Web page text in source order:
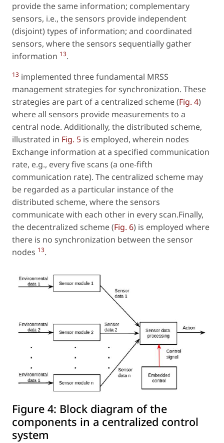
provide the same information; complementary
sensors, i.e., the sensors provide independent
(disjoint) types of information; and coordinated
sensors, where the sensors sequentially gather
information 13.
13 implemented three fundamental MRSS
management strategies for synchronization. These
strategies are part of a centralized scheme (Fig. 4)
where all sensors provide measurements to a
central node. Additionally, the distributed scheme,
illustrated in Fig. 5 is employed, wherein nodes
Exchange information at a specified communication
rate, e.g., every five scans (a one-fifth
communication rate). The centralized scheme may
be regarded as a particular instance of the
distributed scheme, where the sensors
communicate with each other in every scan.Finally,
the decentralized scheme (Fig. 6) is employed where
there is no synchronization between the sensor
nodes 13.
Figure 4: Block diagram of the
components in a centralized control
system